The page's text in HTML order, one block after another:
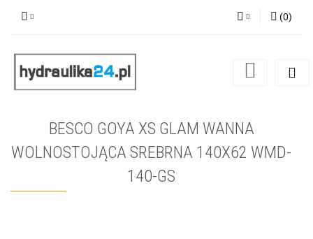
Zarejestruj się
(0)
BESCO GOYA XS GLAM WANNA
WOLNOSTOJĄCA SREBRNA 140X62 WMD-
140-GS